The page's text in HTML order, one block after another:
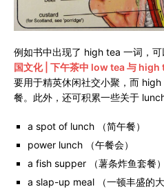
例如书中出现了 high tea 一词，
国文化 | 下午茶中 low tea 与 high
要用于精英休闲社交小聚，而
餐。此外，还可积累一些关于
a spot of lunch （简午餐）
power lunch （午餐会）
a fish supper （薯条炸鱼套餐）
a slap-up meal （一顿丰盛的大